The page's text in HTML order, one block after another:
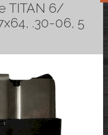
TITAN 6/
.30-06, 5